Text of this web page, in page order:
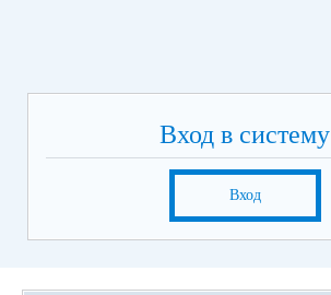
Вход в систему
Вход